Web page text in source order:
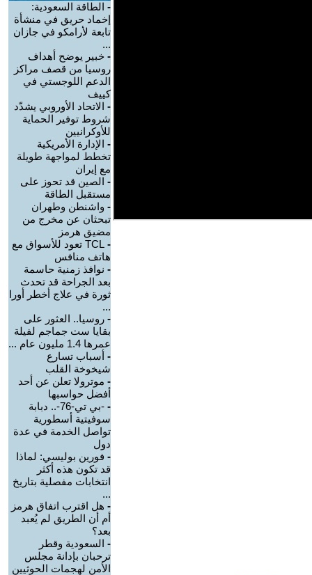
- الطاقة السعودية:
إخماد حريق في منشأة
تابعة لأرامكو في جازان
...
- خبير يوضح أهداف
روسيا من قصف مراكز
الدعم اللوجستي في
كييف
- الاتحاد الأوروبي يشدّد
شروط توفير الحماية
للأوكرانيين
- الإدارة الأمريكية
تخطط لمواجهة طويلة
مع إيران
- الصين قد تحوز على
مستقبل الطاقة
- واشنطن وطهران
تبحثان عن مخرج من
مضيق هرمز
-
TCL تعود للأسواق مع
هاتف منافس
- نوافذ زمنية حاسمة
بعد الجراحة قد تحدث
ثورة في علاج أخطر أورا
...
- روسيا.. العثور على
بقايا ست جماجم لفيلة
عمرها 1.4 مليون عام ...
- أسباب تسارع
شيخوخة القلب
- موترولا تعلن عن أحد
أفضل حواسبها
-
-بي تي-76-.. دبابة
سوفيتية أسطورية
تواصل الخدمة في عدة
دول
- فورين بوليسي: لماذا
قد تكون هذه أكثر
انتخابات مفصلية بتاريخ
...
- هل اقترب اتفاق هرمز
أم أن الطريق لم يُعبد
بعد؟
- السعودية وقطر
ترحبان بإدانة مجلس
الأمن لهجمات الحوثيين